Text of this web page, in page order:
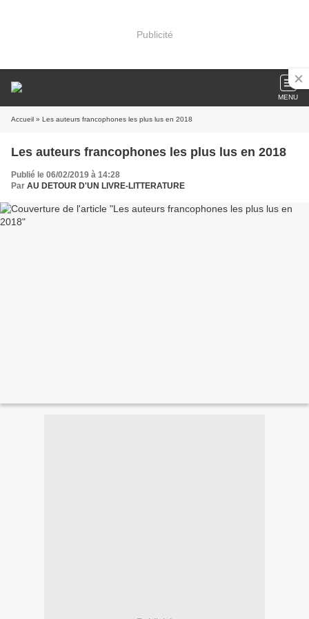
Publicité
MENU
Accueil » Les auteurs francophones les plus lus en 2018
Les auteurs francophones les plus lus en 2018
Publié le 06/02/2019 à 14:28
Par AU DETOUR D'UN LIVRE-LITTERATURE